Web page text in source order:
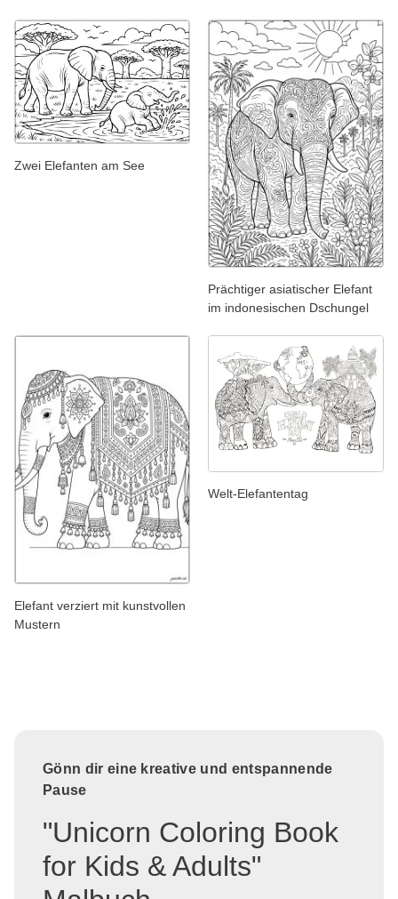
Zwei Elefanten am See
Prächtiger asiatischer Elefant
im indonesischen Dschungel
Elefant verziert mit kunstvollen
Mustern
Welt-Elefantentag
Gönn dir eine kreative und entspannende
Pause
"Unicorn Coloring Book
for Kids & Adults"